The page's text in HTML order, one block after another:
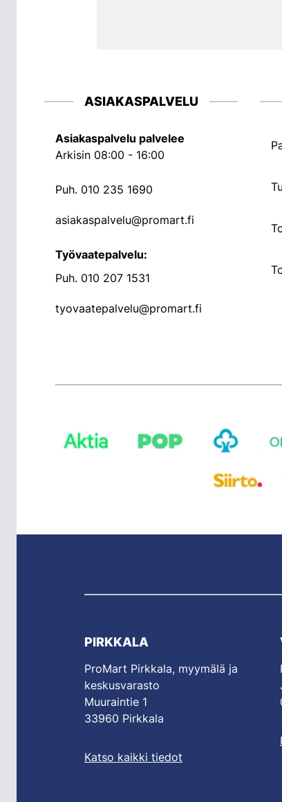
ASIAKASPALVELU
Asiakaspalvelu palvelee
Arkisin 08:00 - 16:00
Puh. 010 235 1690
asiakaspalvelu@promart.fi
Työvaatepalvelu:
Puh. 010 207 1531
tyovaatepalvelu@promart.fi
PIRKKALA
ProMart Pirkkala, myymälä ja
keskusvarasto
Muuraintie 1
33960 Pirkkala
Katso kaikki tiedot